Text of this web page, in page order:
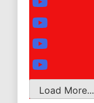
Load More...